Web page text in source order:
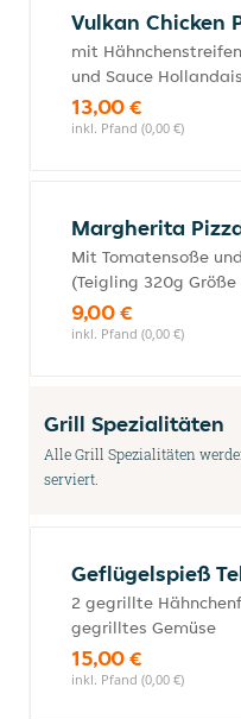
Vulkan Chicken
mit
und Sauce
13,00 €
inkl. Pfand (0,00 €)
Margherita
Mit Tomatensoße
(Teigling 320g
9,00 €
inkl. Pfand (0,00 €)
Grill Spezialitäten
Alle Grill Spezialitäten
serviert.
Geflügelspieß
2 gegrillte
gegrilltes Gemüse
15,00 €
inkl. Pfand (0,00 €)